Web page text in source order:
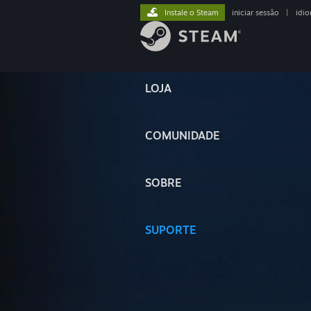
LOJA
COMUNIDADE
SOBRE
SUPORTE
Instale o Steam iniciar sessão